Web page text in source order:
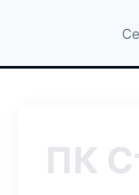
ПК